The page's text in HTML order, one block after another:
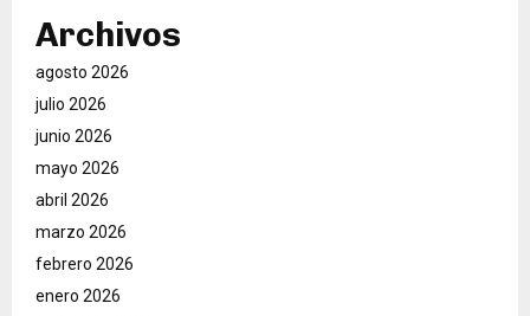
Archivos
agosto 2026
julio 2026
junio 2026
mayo 2026
abril 2026
marzo 2026
febrero 2026
enero 2026